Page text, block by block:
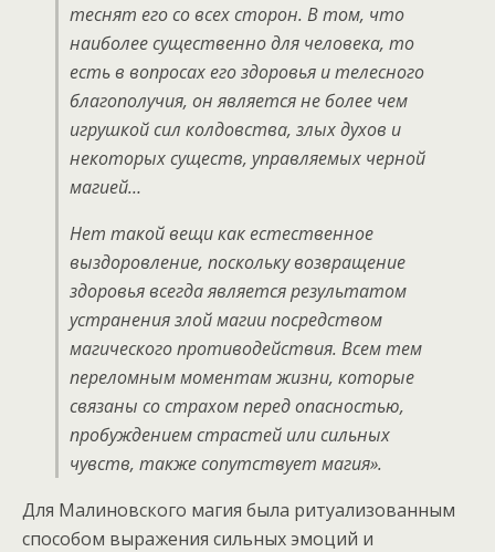
теснят его со всех сторон. В том, что
наиболее существенно для человека, то
есть в вопросах его здоровья и телесного
благополучия, он является не более чем
игрушкой сил колдовства, злых духов и
некоторых существ, управляемых черной
магией…
Нет такой вещи как естественное
выздоровление, поскольку возвращение
здоровья всегда является результатом
устранения злой магии посредством
магического противодействия. Всем тем
переломным моментам жизни, которые
связаны со страхом перед опасностью,
пробуждением страстей или сильных
чувств, также сопутствует магия».
Для Малиновского магия была ритуализованным
способом выражения сильных эмоций и